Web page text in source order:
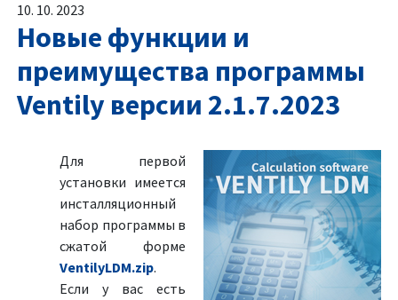
10. 10. 2023
Новые функции и
преимущества программы
Ventily версии 2.1.7.2023
Для первой
установки имеется
инсталляционный
набор программы в
сжатой форме
VentilyLDM.zip.
Если у вас есть